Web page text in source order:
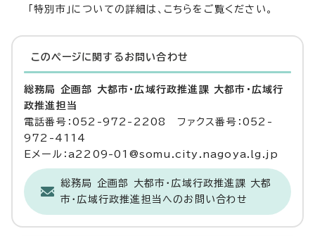
「特別市」についての詳細は、こちらをご覧ください。
このページに関する お問い合わせ
総務局 企画部 大都市・広域行政推進課 大都市・広域行
政推進担当
電話番号：052-972-2208 ファクス番号：052-
972-4114
Eメール：a2209-01@somu.city.nagoya.lg.jp
総務局 企画部 大都市・広域行政推進課 大都
市・広域行政推進担当へのお問い合わせ